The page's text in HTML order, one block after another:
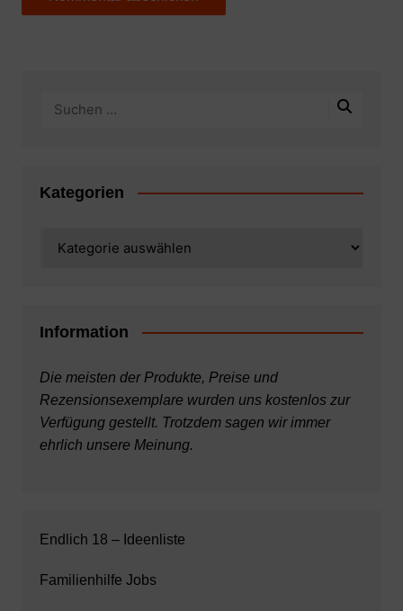
Kategorien
Information
Die meisten der Produkte, Preise und
Rezensionsexemplare wurden uns kostenlos zur
Verfügung gestellt. Trotzdem sagen wir immer
ehrlich unsere Meinung.
Endlich 18 – Ideenliste
Familienhilfe Jobs